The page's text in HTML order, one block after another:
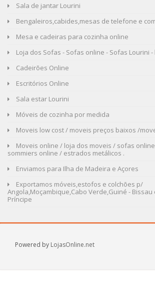
Sala de jantar Lourini
Bengaleiros,cabides,mesas de telefone e
Mesa e cadeiras para cozinha online
Loja dos Sofas - Sofas online - Sofas Lourini -
Cadeirões Online
Escritórios Online
Sala estar Lourini
Móveis de cozinha por medida
Moveis low cost / moveis preços baixos /
Moveis online / loja dos moveis / sofas
sommiers online / estrados metálicos .
Enviamos para Ilha de Madeira e Açores
Exportamos móveis,estofos e colchões p/
Angola,Moçambique,Cabo Verde,Guiné - Bissau
Príncipe
Powered by LojasOnline.net